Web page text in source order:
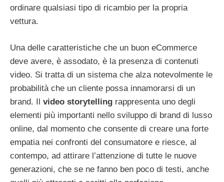
ordinare qualsiasi tipo di ricambio per la propria
vettura.
Una delle caratteristiche che un buon eCommerce
deve avere, è assodato, è la presenza di contenuti
video. Si tratta di un sistema che alza notevolmente le
probabilità che un cliente possa innamorarsi di un
brand. Il video storytelling rappresenta uno degli
elementi più importanti nello sviluppo di brand di lusso
online, dal momento che consente di creare una forte
empatia nei confronti del consumatore e riesce, al
contempo, ad attirare l’attenzione di tutte le nuove
generazioni, che se ne fanno ben poco di testi, anche